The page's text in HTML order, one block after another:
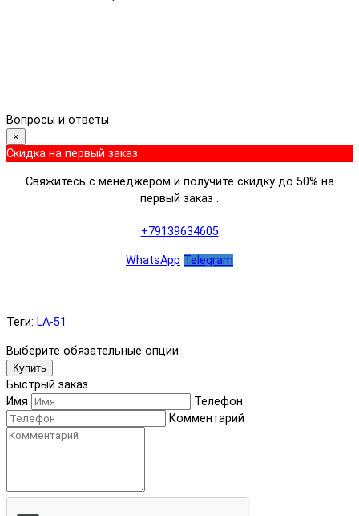
Вопросы и ответы
×
Скидка на первый заказ
Свяжитесь с менеджером и получите скидку до 50% на
первый заказ .
+79139634605
WhatsApp Telegram
Теги: LA-51
Выберите обязательные опции
Купить
Быстрый заказ
Имя
Телефон
Комментарий